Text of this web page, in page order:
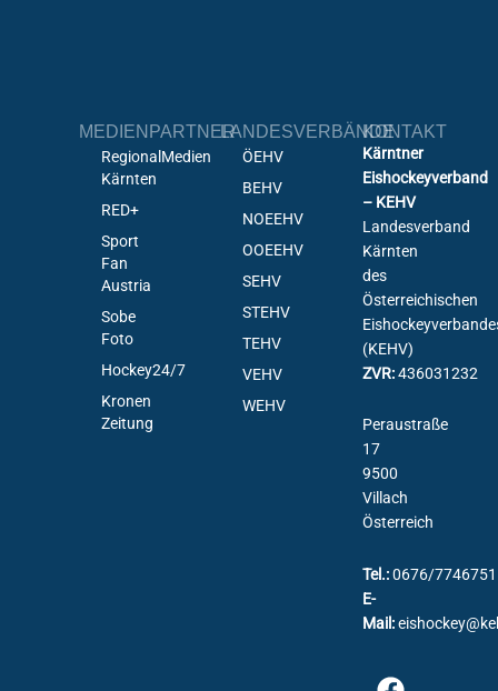
MEDIENPARTNER
RegionalMedien
Kärnten
RED+
Sport
Fan
Austria
Sobe
Foto
Hockey24/7
Kronen
Zeitung
LANDESVERBÄNDE
ÖEHV
BEHV
NOEEHV
OOEEHV
SEHV
STEHV
TEHV
VEHV
WEHV
KONTAKT
Kärntner
Eishockeyverband
– KEHV
Landesverband
Kärnten
des
Österreichischen
(KEHV)
ZVR:436031232
Peraustraße
17
9500
Villach
Österreich
Tel.:0676/7746751
E-
Mail: